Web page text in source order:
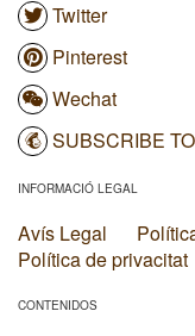
Twitter
Pinterest
Wechat
SUBSCRIBE
INFORMACIÓ LEGAL
Avís Legal
Política de privacitat
CONTENIDOS